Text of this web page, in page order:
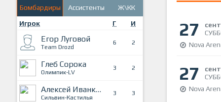
Бомбардиры Ассистенты
Ж\КК
Игрок
Г И
Егор Луговой
Team Drozd
6 2
Глеб Сорока
Олимпик-LV
3 2
Алексей Иванков
Сильвин-Кастилья
3 3
27
Nova
27
Nova